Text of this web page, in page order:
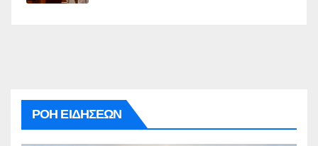
ΡΟΗ ΕΙΔΗΣΕΩΝ